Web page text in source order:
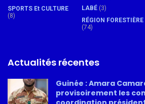
SPORTS Et CULTURE
(8)
LABÉ (3)
RÉGION FORESTIÈRE
(74)
Actualités récentes
Guinée : Amara
provisoirement les